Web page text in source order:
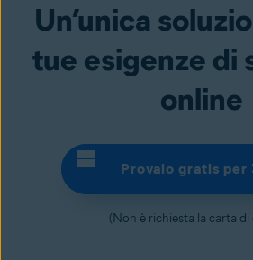
Un’unica
tue esigenze di
online
Provalo gratis per
(Non è richiesta la carta